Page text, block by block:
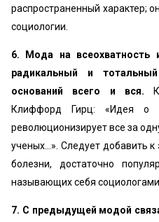
распространенный характер;
социологии.
6. Мода на всеохватность
радикальный и
оснований всего и вся.
Клиффорд Гирц: «Идея о
революционизирует все за
ученых...». Следует добавить
болезни, достаточно
называющих себя социологами.
7. С предыдущей модой